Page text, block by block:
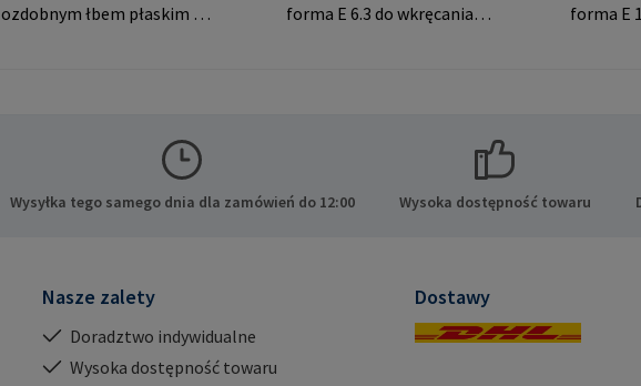
ozdobnym łbem płaskim do
Mail: mail@rampa.com
forma E 6.3 do wkręcania
RAMPA. Dane producenta:
RAMPA GmbH & Co. KG Auf
der Heide 8 21514 Büchen
forma E
RAMPA.
RAMPA
der
Wysyłka tego samego dnia dla zamówień do 12:00 Wysoka dostępność towaru
Nasze zalety
Doradztwo indywidualne
Wysoka dostępność towaru
Dostawy